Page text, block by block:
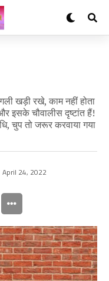
खड़ी रखे, काम नहीं होता
इसके चौवालीस दृष्टांत हैं!
चुप तो जरूर करवाया गया
April 24, 2022